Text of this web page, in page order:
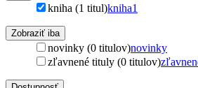
kniha (1 titul)kniha1
Zobraziť iba
novinky (0 titulov)novinky
zľavnené tituly (0 titulov)